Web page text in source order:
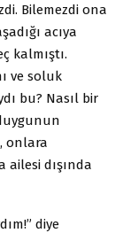
Bilemezdi ona
acıya
kalmıştı.
ve soluk
bu? Nasıl bir
onlara
dışında
diye